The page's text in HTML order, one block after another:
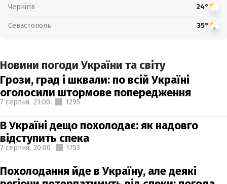
Чернігів 24°
Севастополь 35°
Новини погоди України та світу
Грози, град і шквали: по всій Україні
оголосили штормове попередження
7 серпня, 21:00 1295
В Україні дещо похолодає: як надовго
відступить спека
7 серпня, 20:00 1753
Похолодання йде в Україну, але деякі